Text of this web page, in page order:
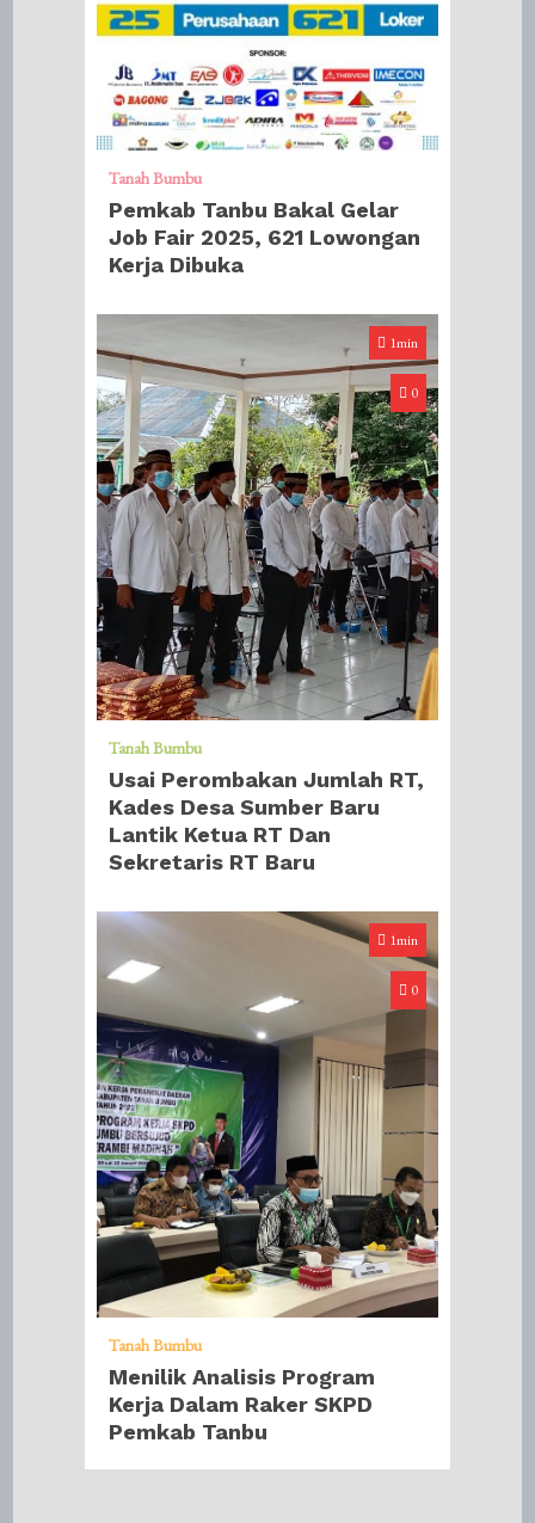
Tanah Bumbu
Pemkab Tanbu Bakal Gelar
Job Fair 2025, 621 Lowongan
Kerja Dibuka
1min
0
Tanah Bumbu
Usai Perombakan Jumlah RT,
Kades Desa Sumber Baru
Lantik Ketua RT Dan
Sekretaris RT Baru
1min
0
Tanah Bumbu
Menilik Analisis Program
Kerja Dalam Raker SKPD
Pemkab Tanbu